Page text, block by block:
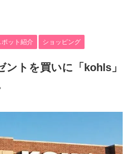
ット紹介 ショッピング
ントを買いに「kohls」